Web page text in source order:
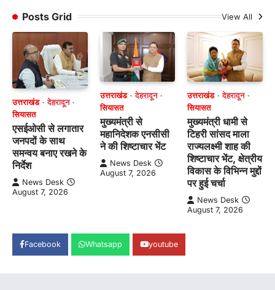
Posts Grid
View All
उत्तराखंड
देहरादून
सियासत
एसईओसी से लगातार
जनपदों के साथ
समन्वय बनाए रखने के
निर्देश
News Desk
August 7, 2026
उत्तराखंड
देहरादून
सियासत
मुख्यमंत्री से
महानिदेशक एनसीसी
ने की शिष्टाचार भेंट
News Desk
August 7, 2026
उत्तराखंड
देहरादून
सियासत
मुख्यमंत्री धामी से
टिहरी सांसद माला
राज्यलक्ष्मी शाह की
शिष्टाचार भेंट, क्षेत्रीय
विकास के विभिन्न मुद्दों
पर हुई चर्चा
News Desk
August 7, 2026
Facebook Whatsapp youtube